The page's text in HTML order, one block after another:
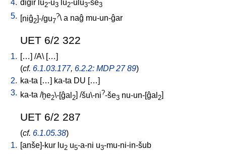
4. diĝir lu2-u3 lu2-ulu3-še3
5. niĝ2]-/gu7
?\a naĝ mu-un-ĝar
UET 6/2 322
1. […] /A\ […]
(cf. 6.1.03.177, 6.2.2: MDP 27 89)
2. ka-ta […] ka-ta DU […]
3. ka-ta /ḫe2\-[ĝal 2 ] /šu\-ni?-še3 nu-un-[ĝal 2
UET 6/2 287
(cf. 6.1.05.38)
1. [anše]-kur lu2 u5-a-ni u3-mu-ni-in-šub